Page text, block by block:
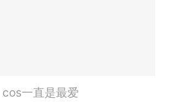
cos一直是最爱